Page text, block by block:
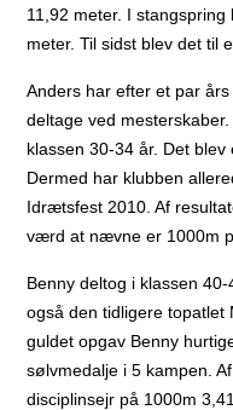
11,92 meter. I
meter. Til sidst blev det til
Anders har efter et par
deltage ved
klassen 30-34 år. Det blev
Dermed har klubben
Idrætsfest 2010. Af
værd at nævne er 1000m
Benny deltog i klassen
også den tidligere topatlet
guldet opgav Benny
sølvmedalje i 5 kampen.
disciplinsejr på 1000m